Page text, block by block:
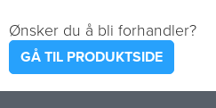
Ønsker du å bli forhandler?
GÅ TIL PRODUKTSIDE